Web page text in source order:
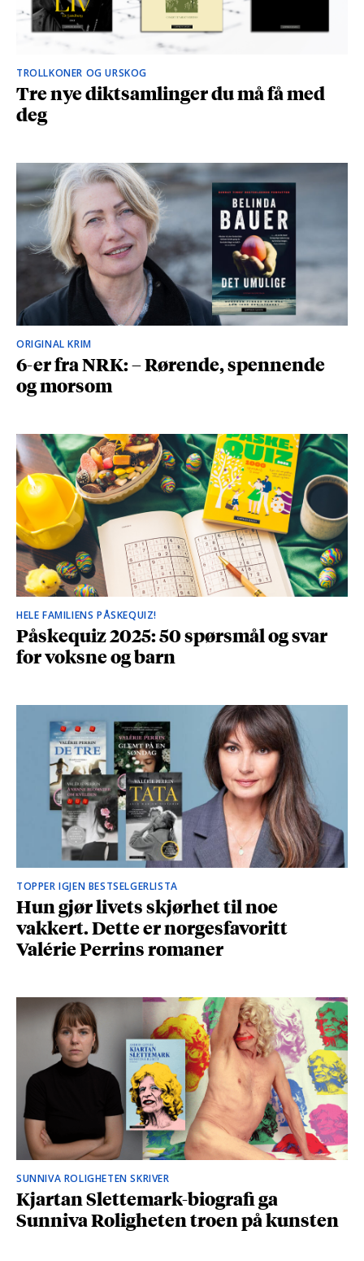
TROLLKONER OG URSKOG
Tre nye diktsamlinger du må få med
deg
ORIGINAL KRIM
6-er fra NRK: – Rørende, spennende
og morsom
HELE FAMILIENS PÅSKEQUIZ!
Påskequiz 2025: 50 spørsmål og svar
for voksne og barn
TOPPER IGJEN BESTSELGERLISTA
Hun gjør livets skjørhet til noe
vakkert. Dette er norgesfavoritt
Valérie Perrins romaner
SUNNIVA ROLIGHETEN SKRIVER
Kjartan Slettemark-biografi ga
Sunniva Roligheten troen på kunsten